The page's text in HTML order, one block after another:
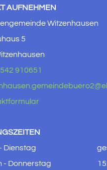
AUFNEHMEN
Witzenhausen
5
910651
Dienstag
- Donnerstag